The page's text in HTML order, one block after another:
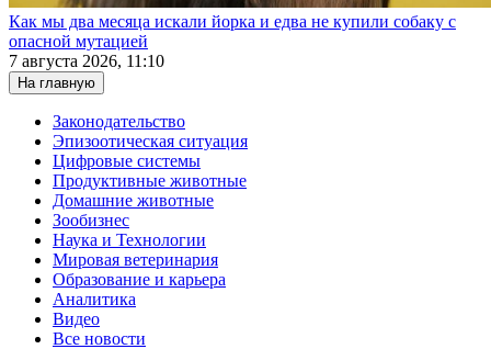
Как мы два месяца искали йорка и едва не купили собаку с
опасной мутацией
7 августа 2026, 11:10
На главную
Законодательство
Эпизоотическая ситуация
Цифровые системы
Продуктивные животные
Домашние животные
Зообизнес
Наука и Технологии
Мировая ветеринария
Образование и карьера
Аналитика
Видео
Все новости